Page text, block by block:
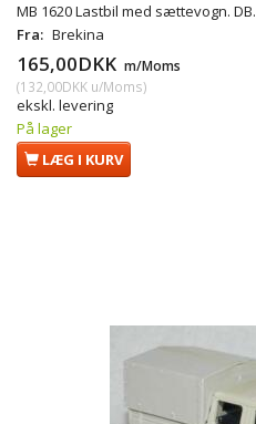
MB 1620 Lastbil med sættevogn. DB.
Fra: Brekina
165,00DKK m/Moms
(132,00DKK u/Moms)
ekskl. levering
På lager
LÆG I KURV